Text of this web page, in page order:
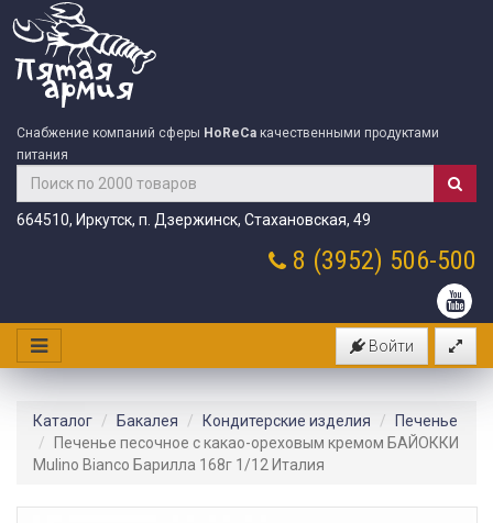
Снабжение компаний сферы HoReCa качественными продуктами
питания
664510, Иркутск, п. Дзержинск, Стахановская, 49
8 (3952) 506-500
Войти
Каталог Бакалея Кондитерские изделия
Печенье
Печенье песочное с какао-ореховым кремом БАЙОККИ
Mulino Bianco Барилла 168г 1/12 Италия